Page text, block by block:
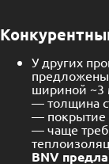
У других
шириной ~3
— толщина
— покрытие
— чаще
BNV